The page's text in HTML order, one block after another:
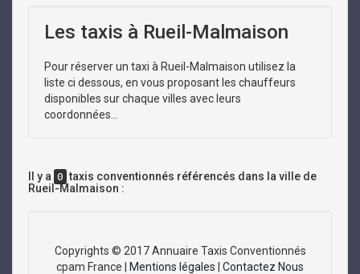
Les taxis à Rueil-Malmaison
Pour réserver un taxi à Rueil-Malmaison utilisez la
liste ci dessous, en vous proposant les chauffeurs
disponibles sur chaque villes avec leurs
coordonnées...
Il y a 0 taxis conventionnés référencés dans la ville de
Rueil-Malmaison :
Copyrights © 2017 Annuaire Taxis Conventionnés
cpam France |
Mentions légales Contactez Nous